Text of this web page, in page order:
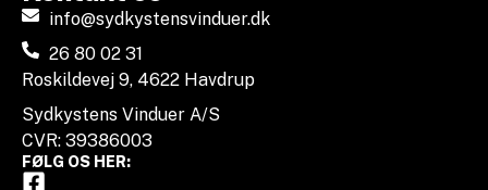
info@sydkystensvinduer.dk
26 80 02 31
Roskildevej 9, 4622 Havdrup
Sydkystens Vinduer A/S
CVR: 39386003
FØLG OS HER: